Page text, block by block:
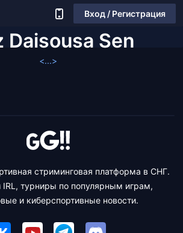
Вход / Регистрация
Daisousa Sen
<...>
стриминговая платформа в СНГ.
турниры по популярным играм,
и киберспортивные новости.